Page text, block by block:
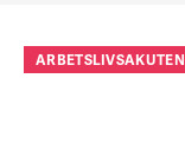
ARBETSLIVSAKUTEN